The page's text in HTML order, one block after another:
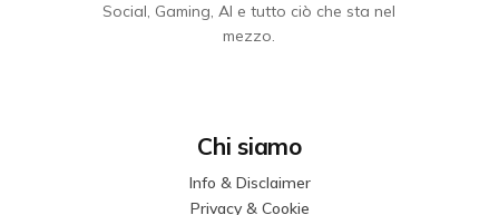
Social, Gaming, AI e tutto ciò che sta nel
mezzo.
Chi siamo
Info & Disclaimer
Privacy & Cookie